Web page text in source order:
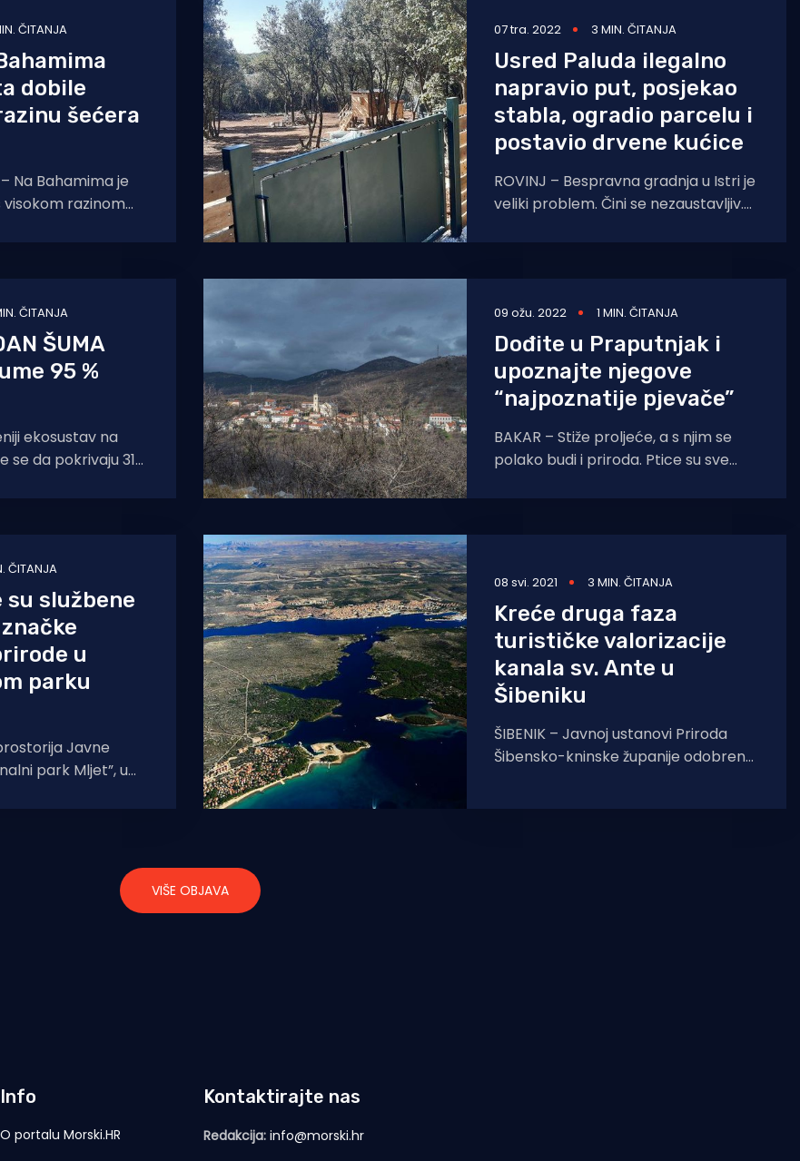
ČITANJA
dobile
šećera
Na Bahamima je
visokom razinom
07 tra. 2022 3 MIN. ČITANJA
Usred Paluda ilegalno
napravio put, posjekao
stabla, ogradio parcelu i
postavio drvene kućice
ROVINJ – Bespravna gradnja u Istri je
veliki problem. Čini se nezaustavljiv.
predsjednik Kluba zastupnika
ČITANJA
ŠUMA
95 %
ekosustav na
se da pokrivaju 31%
09 ožu. 2022 1 MIN. ČITANJA
Dođite u Praputnjak i
upoznajte njegove
“najpoznatije pjevače”
BAKAR – Stiže proljeće, a s njim se
polako budi i priroda. Ptice su sve
ČITANJA
su službene
u
parku
Javne
park Mljet”, u
i značke čuvarima
08 svi. 2021 3 MIN. ČITANJA
Kreće druga faza
turističke valorizacije
kanala sv. Ante u
Šibeniku
ŠIBENIK – Javnoj ustanovi Priroda
Šibensko-kninske županije odobrena
VIŠE OBJAVA
Info
O portalu Morski.HR
Kontaktirajte nas
Redakcija: info@morski.hr